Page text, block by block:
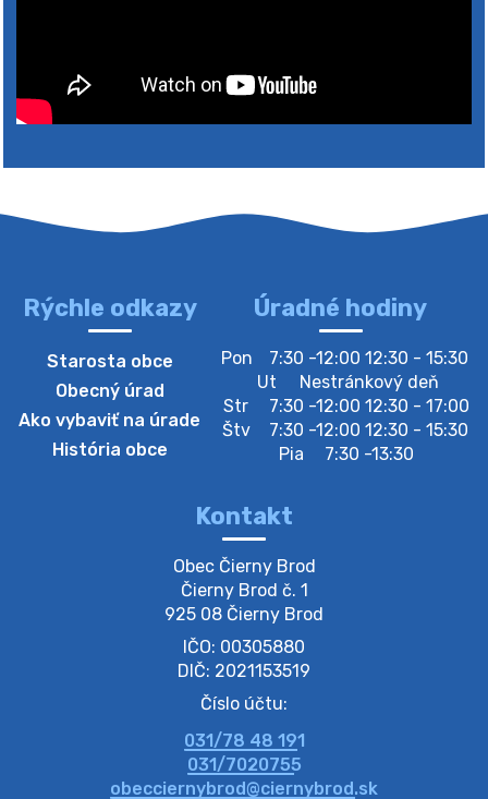
4. augusta 2026 10:05
Zberný dvor-Gyűjtőudvar
bude zberný dvor zatvorený. Értesítjük a lakosokat,
Zber separovaného odpadu plastu-
Oznamujeme obyvateľom, že v stredu 05. augusta
prebehne zber separovaného odpadu plastu. Prosíme
obyvateľov, aby vrecia s odpadom vyložili pred dom už
Oznámenie o plánovanom prerušení dodávky
Oznamujeme Vám, že v určitých dňoch bude v
niektorých častiach našej obce plánované prerušenie
distribúcie elektrickej energie. Podrobné informácie o
dátumoch, časoch a dotknutých …
4. augusta 2026 09:48
Zber BIO odpadu-BIO hulladék elszállítása
Obecný úrad v Čiernom Brode oznamuje obyvateľom,
Rýchle odkazy
Starosta obce
Obecný úrad
Ako vybaviť na úrade
História obce
Úradné hodiny
Pon
7:30 -12:00 12:30 - 15:30
Ut
Nestránkový deň
Str
7:30 -12:00 12:30 - 17:00
Štv
7:30 -12:00 12:30 - 15:30
Pia
7:30 -13:30
Kontakt
Obec Čierny Brod
Čierny Brod č. 1
925 08 Čierny Brod
IČO: 00305880
DIČ: 2021153519
Číslo účtu:
031/78 48 191
031/7020755
obecciernybrod@ciernybrod.sk